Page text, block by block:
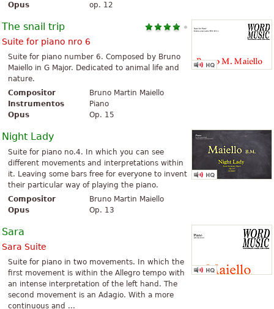
Opus
op. 12
The snail trip
Suite for piano nro 6
Suite for piano number 6. Composed by Bruno
Maiello in G Major. Dedicated to animal life and
nature.
Compositor
Bruno Martin Maiello
Instrumentos
Piano
Opus
Op. 15
Night Lady
Suite for piano no.4. In which you can see
different movements and interpretations within
it. Leaving some bars free for everyone to invent
their particular way of playing the piano.
Compositor
Bruno Martin Maiello
Opus
Op. 13
Sara
Sara Suite
Suite for piano in two movements. In which the
first movement is within the Allegro tempo with
an intense interpretation of the left hand. The
second movement is an Adagio. With a more
continuous and ...